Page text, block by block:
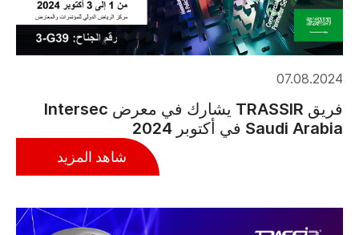
07.08.2024
فريق TRASSIR يشارك في معرض Intersec
Saudi Arabia في أكتوبر 2024
شاهد المزيد